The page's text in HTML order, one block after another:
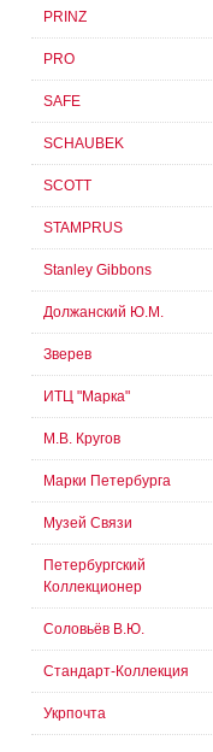
PRINZ
PRO
SAFE
SCHAUBEK
SCOTT
STAMPRUS
Stanley Gibbons
Должанский Ю.М.
Зверев
ИТЦ "Марка"
М.В. Кругов
Марки Петербурга
Музей Связи
Петербургский
Коллекционер
Соловьёв В.Ю.
Стандарт-Коллекция
Укрпочта